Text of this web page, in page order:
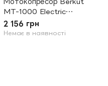
MT-1000 Electric
MotorBike pump
2 156 грн
Немає в наявності